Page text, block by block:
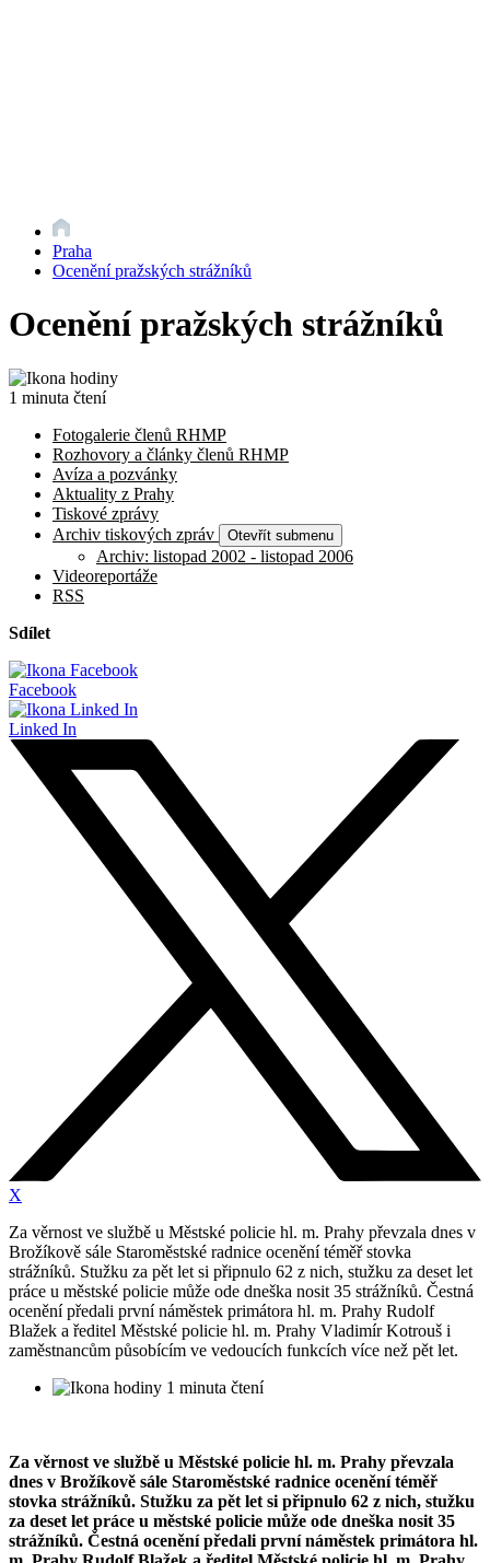
Praha
Ocenění pražských strážníků
Ocenění pražských strážníků
1 minuta čtení
Fotogalerie členů RHMP
Rozhovory a články členů RHMP
Avíza a pozvánky
Aktuality z Prahy
Tiskové zprávy
Archiv tiskových zpráv
Otevřít submenu
Archiv: listopad 2002 - listopad 2006
Videoreportáže
RSS
Sdílet
Facebook
Linked In
X
Za věrnost ve službě u Městské policie hl. m. Prahy převzala dnes v
Brožíkově sále Staroměstské radnice ocenění téměř stovka
strážníků. Stužku za pět let si připnulo 62 z nich, stužku za deset let
práce u městské policie může ode dneška nosit 35 strážníků. Čestná
ocenění předali první náměstek primátora hl. m. Prahy Rudolf
Blažek a ředitel Městské policie hl. m. Prahy Vladimír Kotrouš i
zaměstnancům působícím ve vedoucích funkcích více než pět let.
1 minuta čtení
Za věrnost ve službě u Městské policie hl. m. Prahy převzala
dnes v Brožíkově sále Staroměstské radnice ocenění téměř
stovka strážníků. Stužku za pět let si připnulo 62 z nich, stužku
za deset let práce u městské policie může ode dneška nosit 35
strážníků. Čestná ocenění předali první náměstek primátora hl.